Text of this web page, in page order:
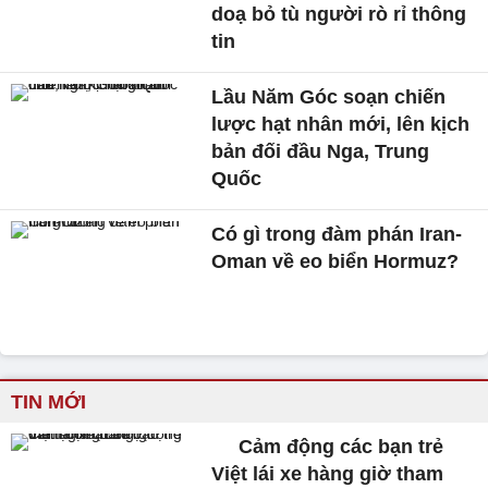
doạ bỏ tù người rò rỉ thông
tin
Lầu Năm Góc soạn chiến
lược hạt nhân mới, lên kịch
bản đối đầu Nga, Trung
Quốc
Có gì trong đàm phán Iran-
Oman về eo biển Hormuz?
TIN MỚI
Cảm động các bạn trẻ
Việt lái xe hàng giờ tham